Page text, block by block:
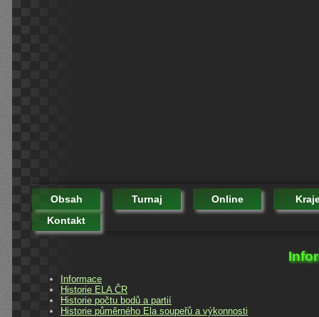
Obsah Turnaj Online
Kontakt
Informace
Historie ELA ČR
Historie počtu bodů a partií
Historie půměrného Ela soupeřů a výkonnosti